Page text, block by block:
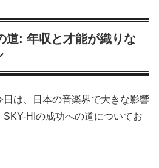
道: 年収と才能が織りな
日は、日本の音楽界で大きな影響
HIの成功への道についてお